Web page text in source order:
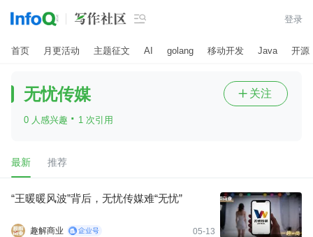
 登录
首页 月更活动 主题征文 AI golang 移动开发 Java 开源
无忧传媒
0 人感兴趣 · 1 次引用
 关注
最新 推荐
“王暖暖风波”背后，无忧传媒难“无忧”
趣解商业 05-13